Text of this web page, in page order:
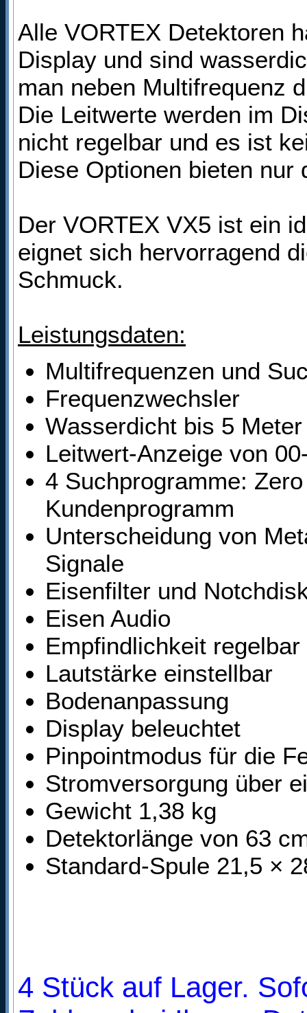
Alle VORTEX Detektoren
Display und sind
man neben Multifrequenz
Die Leitwerte werden im
nicht regelbar und es ist
Diese Optionen bieten nur
Der VORTEX VX5 ist ein
eignet sich hervorragend
Schmuck.
Leistungsdaten:
Multifrequenzen und
Frequenzwechsler
Wasserdicht bis 5 Meter
Leitwert-Anzeige von
4 Suchprogramme:
Kundenprogramm
Unterscheidung von
Signale
Eisenfilter und
Eisen Audio
Empfindlichkeit regelbar
Lautstärke einstellbar
Bodenanpassung
Display beleuchtet
Pinpointmodus für die
Stromversorgung über
Gewicht 1,38 kg
Detektorlänge von 63
Standard-Spule 21,5 ×
4 Stück auf Lager.